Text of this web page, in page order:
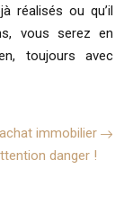
réalisés ou qu’il
vous serez en
toujours avec
immobilier
danger !